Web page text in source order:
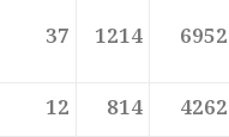
6952
1214
37
4262
814
12